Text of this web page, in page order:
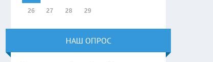
26 27 28 29
НАШ ОПРОС